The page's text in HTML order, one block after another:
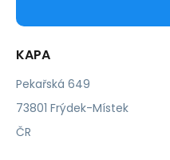
KAPA
Pekařská 649
73801 Frýdek-Místek
ČR